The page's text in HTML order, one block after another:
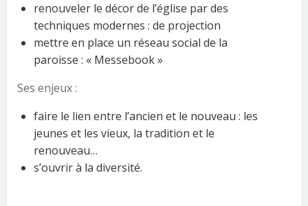
renouveler le décor de l’église par des
techniques modernes : de projection
mettre en place un réseau social de la
paroisse : « Messebook »
Ses enjeux :
faire le lien entre l’ancien et le nouveau : les
jeunes et les vieux, la tradition et le
renouveau…
s’ouvrir à la diversité.